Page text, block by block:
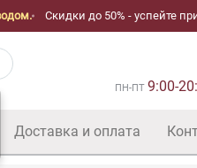
Скидки до 50% - успейте
ПН-ПТ 9:00-
Доставка и оплата